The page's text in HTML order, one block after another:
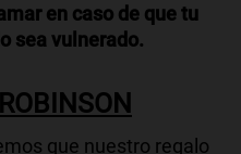
en caso de que tu
sea vulnerado.
que nuestro regalo